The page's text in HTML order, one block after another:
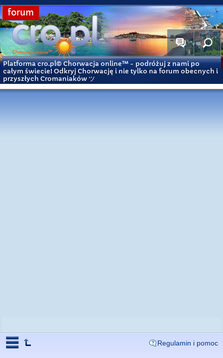
forum
Platforma cro.pl© Chorwacja online™ - podróżuj z nami po
całym świecie! Odkryj Chorwację i nie tylko na forum obecnych i
przyszłych Cromaniaków ツ
Regulamin i pomoc